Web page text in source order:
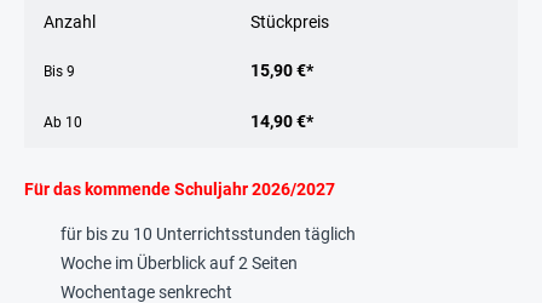
Anzahl Stückpreis
Bis 9 15,90 €*
Ab 10 14,90 €*
Für das kommendeSchuljahr 2026/2027
für bis zu 10 Unterrichtsstunden täglich
Woche im Überblick auf 2 Seiten
Wochentage senkrecht